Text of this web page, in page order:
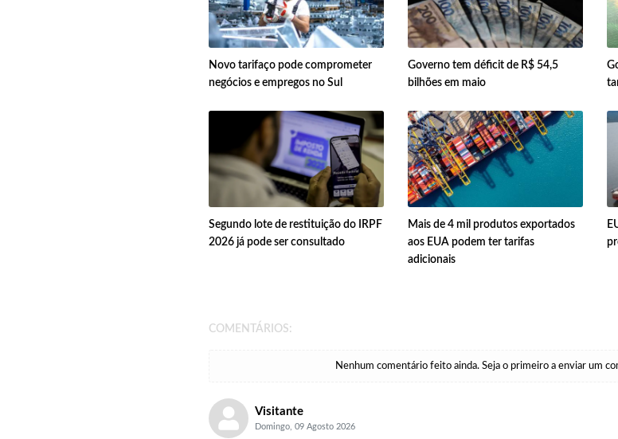
Novo tarifaço pode comprometer
negócios e empregos no Sul
Governo tem déficit de R$ 54,5
bilhões em maio
Segundo lote de restituição do IRPF
2026 já pode ser consultado
Mais de 4 mil produtos exportados
aos EUA podem ter tarifas
adicionais
COMENTÁRIOS:
Nenhum comentário feito ainda. Seja o primeiro a enviar um
Visitante
Domingo, 09 Agosto 2026